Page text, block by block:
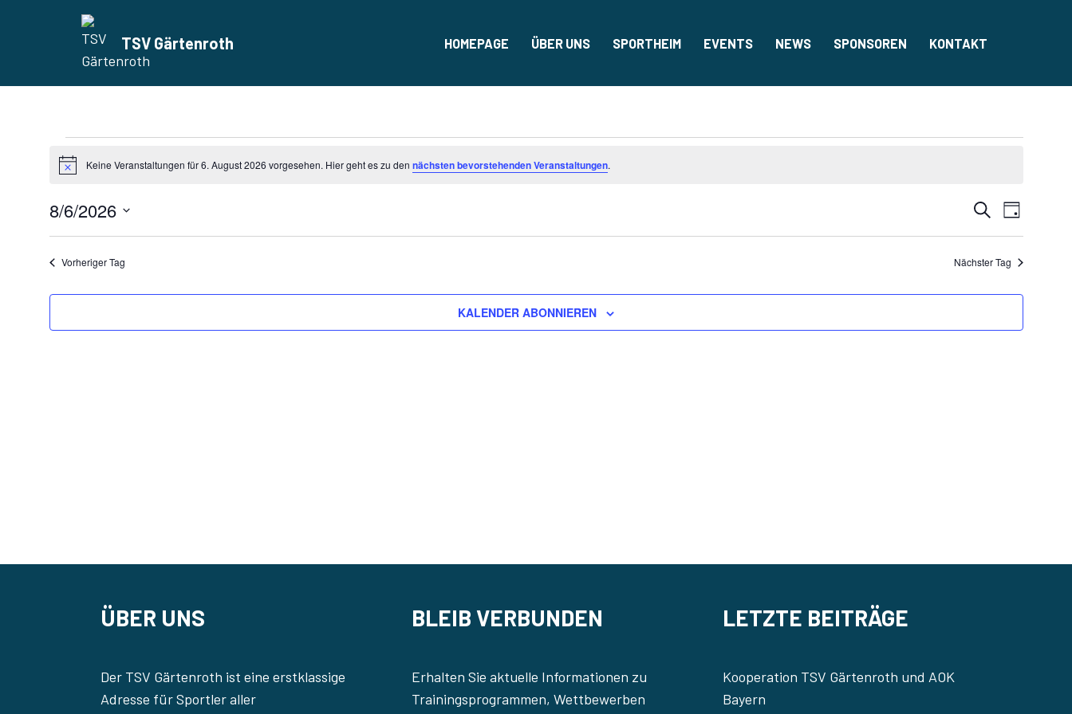
springen
TSV Gärtenroth HOMEPAGE ÜBER UNS SPORTHEIM EVENTS NEWS SPONSOREN KONTAKT
HinweisKeine Veranstaltungen für 6. August 2026 vorgesehen. Hier geht es zu den nächsten bevorstehenden Veranstaltungen.
UND
SUCHE
TAG
8/6/2026
Datum
wählen.
Vorheriger Tag Nächster Tag
KALENDER ABONNIEREN
ÜBER UNS
Der TSV Gärtenroth ist eine erstklassige
Adresse für Sportler aller
BLEIB VERBUNDEN
Erhalten Sie aktuelle Informationen zu
Trainingsprogrammen, Wettbewerben
LETZTE BEITRÄGE
Kooperation TSV Gärtenroth und AOK
Bayern